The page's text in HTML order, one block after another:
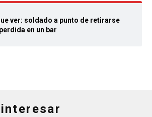
ver: soldado a punto de retirarse
en un bar